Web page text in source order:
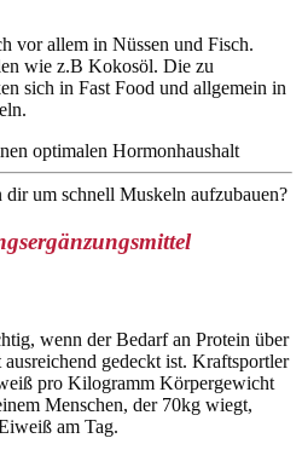
vor allem in Nüssen und Fisch.
wie z.B Kokosöl. Die zu
sich in Fast Food und allgemein in
wenn der Bedarf an Protein über
gedeckt ist. Kraftsportler
pro Kilogramm Körpergewicht
Menschen, der 70kg wiegt,
am Tag.